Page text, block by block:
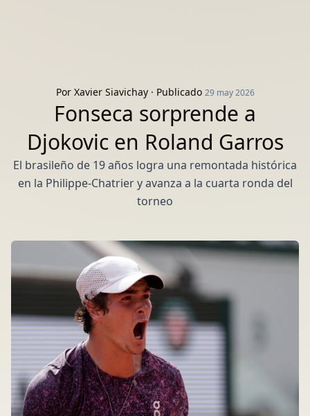
Por Xavier Siavichay· Publicado 29 may 2026
Fonseca sorprende a
Djokovic en Roland Garros
El brasileño de 19 años logra una remontada histórica
en la Philippe-Chatrier y avanza a la cuarta ronda del
torneo